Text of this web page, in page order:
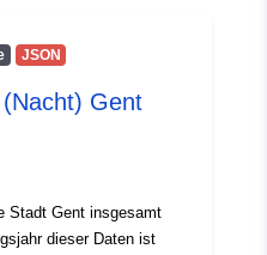
στα
JSON
Gent
Stadt Gent insgesamt
dieser Daten ist